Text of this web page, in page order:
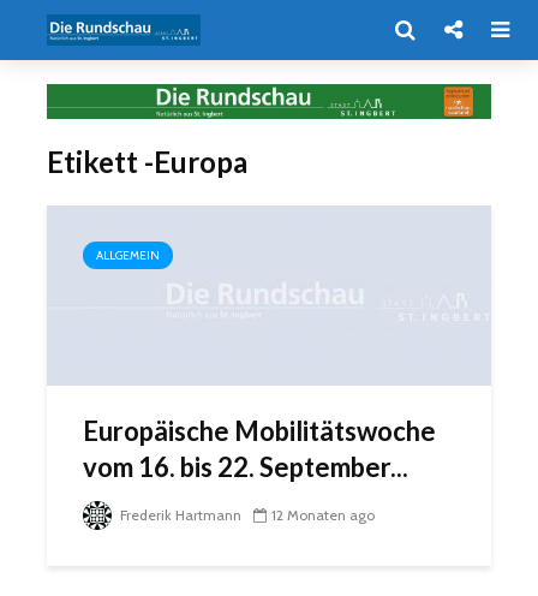
Etikett -Europa
ALLGEMEIN
Europäische Mobilitätswoche
vom 16. bis 22. September...
Frederik Hartmann 12 Monaten ago